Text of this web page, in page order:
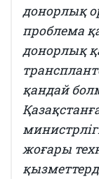
донорлық
проблема
донорлық
қандай
жоғары